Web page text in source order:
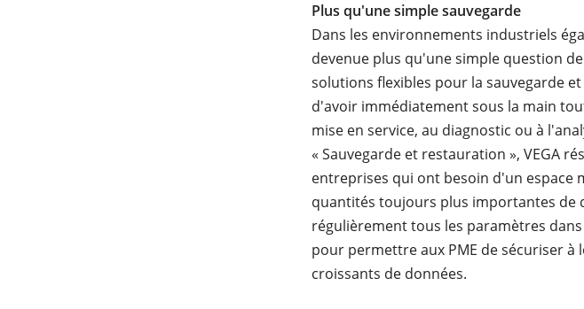
Plus qu'une simple sauvegarde
Dans les environnements industriels
devenue plus qu'une simple question
solutions flexibles pour la sauvegarde
d'avoir immédiatement sous la main
mise en service, au diagnostic ou à
« Sauvegarde et restauration », VEGA
entreprises qui ont besoin d'un espace
quantités toujours plus importantes de
régulièrement tous les paramètres
pour permettre aux PME de sécuriser
croissants de données.